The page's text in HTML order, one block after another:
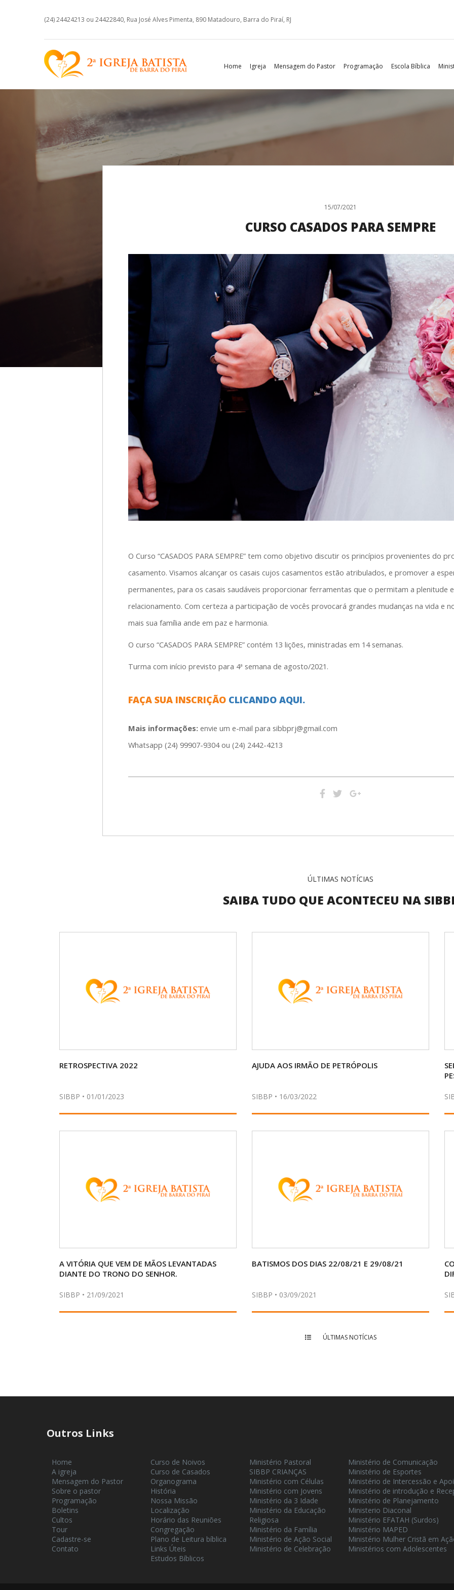
(24) 24424213 ou 24422840, Rua José Alves Pimenta, 890 Matadouro, Barra do Piraí, RJ
Home Igreja Mensagem do Pastor Programação Escola Bíblica
15/07/2021
CURSO CASADOS PARA SEMPRE
O Curso “CASADOS PARA SEMPRE” tem como objetivo discutir os princípios provenientes do
casamento. Visamos alcançar os casais cujos casamentos estão atribulados, e promover a
permanentes, para os casais saudáveis proporcionar ferramentas que o permitam a plenitude
relacionamento. Com certeza a participação de vocês provocará grandes mudanças na vida e
mais sua família ande em paz e harmonia.
O curso “CASADOS PARA SEMPRE” contém 13 lições, ministradas em 14 semanas.
Turma com início previsto para 4ª semana de agosto/2021.
FAÇA SUA INSCRIÇÃO CLICANDO AQUI.
Mais informações: envie um e-mail para sibbprj@gmail.com
Whatsapp (24) 99907-9304 ou (24) 2442-4213
ÚLTIMAS NOTÍCIAS
SAIBA TUDO QUE ACONTECEU NA
RETROSPECTIVA 2022
SIBBP • 01/01/2023
AJUDA AOS IRMÃO DE PETRÓPOLIS
SIBBP • 16/03/2022
A VITÓRIA QUE VEM DE MÃOS LEVANTADAS
DIANTE DO TRONO DO SENHOR.
SIBBP • 21/09/2021
BATISMOS DOS DIAS 22/08/21 E 29/08/21
SIBBP • 03/09/2021
ÚLTIMAS NOTÍCIAS
Outros Links
Home
A igreja
Mensagem do Pastor
Sobre o pastor
Programação
Boletins
Cultos
Tour
Cadastre-se
Contato
Curso de Noivos
Curso de Casados
Organograma
História
Nossa Missão
Localização
Horário das Reuniões
Congregação
Plano de Leitura bíblica
Links Úteis
Estudos Bíblicos
Ministério Pastoral
SIBBP CRIANÇAS
Ministério com Células
Ministério com Jovens
Ministério da 3 Idade
Ministério da Educação
Religiosa
Ministério da Família
Ministério de Ação Social
Ministério de Celebração
Ministério de Comunicação
Ministério de Esportes
Ministério de Intercessão e
Ministério de introdução e
Ministério de Planejamento
Ministerio Diaconal
Ministério EFATAH (Surdos)
Ministério MAPED
Ministério Mulher Cristã em
Ministérios com Adolescentes